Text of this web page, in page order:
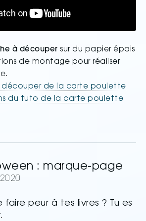
à découper sur du papier épais
de montage pour réaliser
découper de la carte poulette
du tuto de la carte poulette
: marque-page
faire peur à tes livres ? Tu es